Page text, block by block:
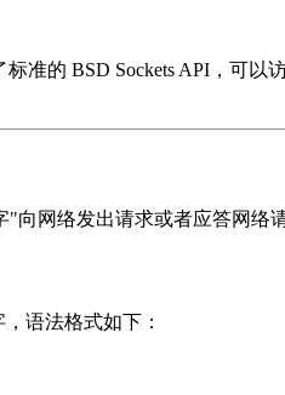
准的 BSD Sockets API，可
向网络发出请求或者应答网络
语法格式如下：